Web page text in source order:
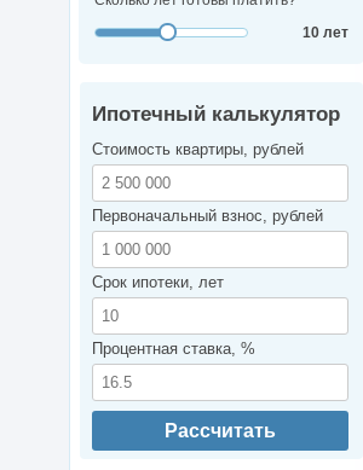
10 лет
Ипотечный калькулятор
Стоимость квартиры, рублей
Первоначальный взнос, рублей
Срок ипотеки, лет
Процентная ставка, %
Рассчитать